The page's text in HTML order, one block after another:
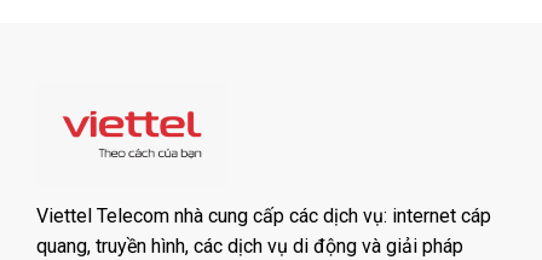
Viettel Telecom nhà cung cấp các dịch vụ: internet cáp
quang, truyền hình, các dịch vụ di động và giải pháp